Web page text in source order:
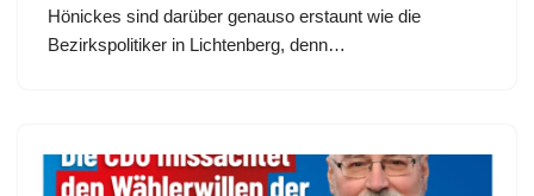
Hönickes sind darüber genauso erstaunt wie die
Bezirkspolitiker in Lichtenberg, denn…